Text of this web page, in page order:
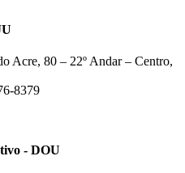
Acre, 80 – 22º Andar – Centro,
8379
- DOU